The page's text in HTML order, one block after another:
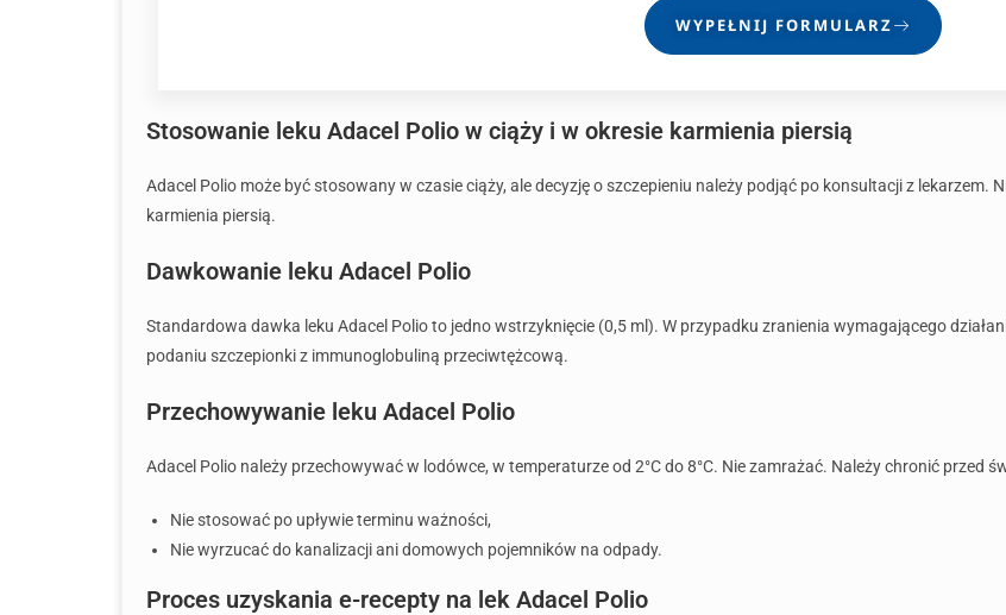
WYPEŁNIJ FORMULARZ
Stosowanie leku Adacel Polio w ciąży i w okresie karmienia piersią
Adacel Polio może być stosowany w czasie ciąży, ale decyzję o szczepieniu należy podjąć po konsultacji z lekarzem.
karmienia piersią.
Dawkowanie leku Adacel Polio
Standardowa dawka leku Adacel Polio to jedno wstrzyknięcie (0,5 ml). W przypadku zranienia wymagającego
podaniu szczepionki z immunoglobuliną przeciwtężcową.
Przechowywanie leku Adacel Polio
Adacel Polio należy przechowywać w lodówce, w temperaturze od 2°C do 8°C. Nie zamrażać. Należy chronić przed
Nie stosować po upływie terminu ważności,
Nie wyrzucać do kanalizacji ani domowych pojemników na odpady.
Proces uzyskania e-recepty na lek Adacel Polio